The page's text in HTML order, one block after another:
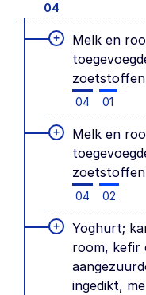
04
+
Melk en
zoetstoffen
04 01
+
Melk en
zoetstoffen
04 02
+
Yoghurt;
room, kefir
ingedikt,